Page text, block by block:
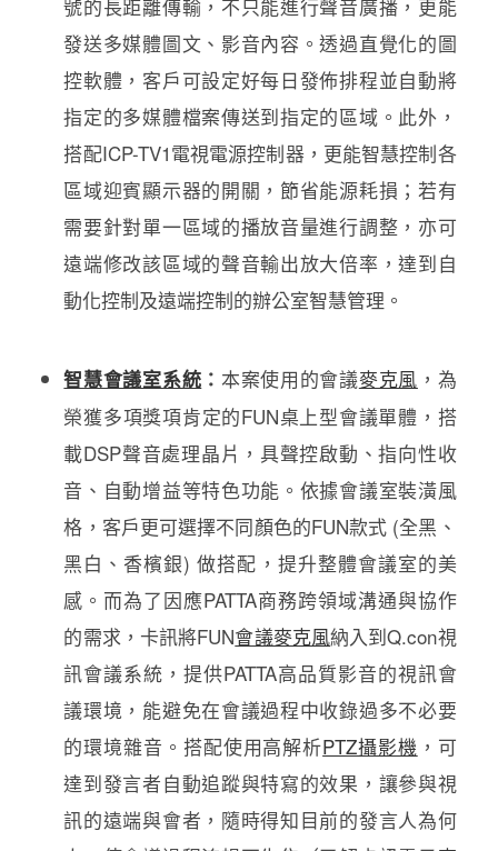
號的長距離傳輸，不只能進行聲音廣播，更能
發送多媒體圖文、影音內容。透過直覺化的圖
控軟體，客戶可設定好每日發佈排程並自動將
指定的多媒體檔案傳送到指定的區域。此外，
搭配ICP-TV1電視電源控制器，更能智慧控制各
區域迎賓顯示器的開關，節省能源耗損；若有
需要針對單一區域的播放音量進行調整，亦可
遠端修改該區域的聲音輸出放大倍率，達到自
動化控制及遠端控制的辦公室智慧管理。
智慧會議室系統 ： 本案使用的會議麥克風 ，為
榮獲多項獎項肯定的FUN桌上型會議單體，搭
載DSP聲音處理晶片，具聲控啟動、指向性收
音、自動增益等特色功能。依據會議室裝潢風
格，客戶更可選擇不同顏色的FUN款式 (全黑、
黑白、香檳銀) 做搭配，提升整體會議室的美
感。而為了因應PATTA商務跨領域溝通與協作
的需求，卡訊將FUN會議麥克風納入到Q.con視
訊會議系統，提供PATTA高品質影音的視訊會
議環境，能避免在會議過程中收錄過多不必要
的環境雜音。搭配使用高解析PTZ攝影機 ，可
達到發言者自動追蹤與特寫的效果，讓參與視
訊的遠端與會者，隨時得知目前的發言人為何